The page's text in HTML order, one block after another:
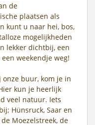
de
plaatsen als
kunt u naar hei, bos,
mogelijkheden
lekker dichtbij, een
een weekendje weg!
buur, kom je in
kun je heerlijk
veel natuur. Iets
Hünsruck, Saar en
Moezelstreek, de